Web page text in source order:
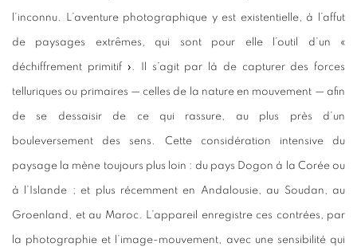
l’inconnu. L’aventure photographique y est existentielle, à l’affut
de paysages extrêmes, qui sont pour elle l’outil d’un «
déchiffrement primitif ». Il s’agit par là de capturer des forces
telluriques ou primaires — celles de la nature en mouvement — afin
de se dessaisir de ce qui rassure, au plus près d’un
bouleversement des sens. Cette considération intensive du
paysage la mène toujours plus loin : du pays Dogon à la Corée ou
à l’Islande ; et plus récemment en Andalousie, au Soudan, au
Groenland, et au Maroc. L’appareil enregistre ces contrées, par
la photographie et l’image-mouvement, avec une sensibilité qui